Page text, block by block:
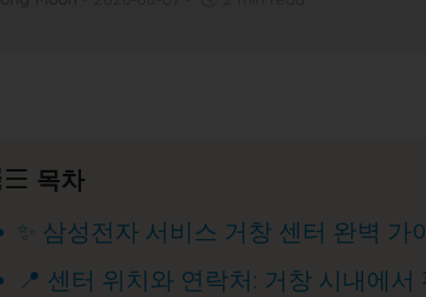
목차
✨ 삼성전자 서비스 거창 센터 완벽 가
📍 센터 위치와 연락처: 거창 시내에서